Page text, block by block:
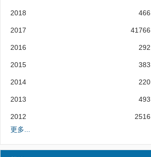
2018 466
2017 41766
2016 292
2015 383
2014 220
2013 493
2012
2516
更多...